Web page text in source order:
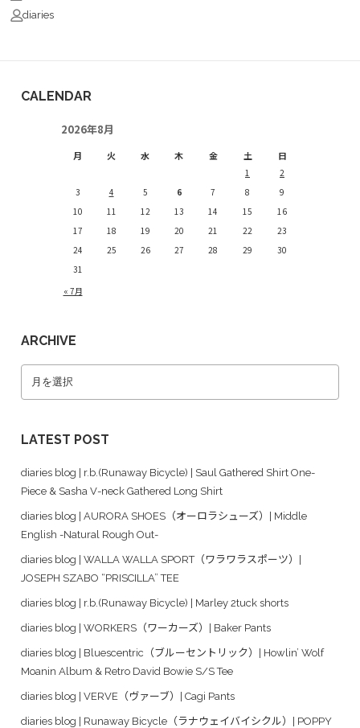
diaries
CALENDAR
2026年8月
月 火 水 木 金 土 日
« 7月
1
2
3
4 5 6 7 8
9
10
11 12 13 14 15
16
17
18 19 20 21 22
23
24
25 26 27 28 29
30
31
ARCHIVE
LATEST POST
diaries blog | r.b.(Runaway Bicycle) | Saul Gathered Shirt One-
Piece & Sasha V-neck Gathered Long Shirt
diaries blog | AURORA SHOES（オーロラシューズ）| Middle
English -Natural Rough Out-
diaries blog | WALLA WALLA SPORT（ワラワラスポーツ）|
JOSEPH SZABO “PRISCILLA” TEE
diaries blog | r.b.(Runaway Bicycle) | Marley 2tuck shorts
diaries blog | WORKERS（ワーカーズ）| Baker Pants
diaries blog | Bluescentric（ブルーセントリック）| Howlin’ Wolf
Moanin Album & Retro David Bowie S/S Tee
diaries blog | VERVE（ヴァーブ）| Cagi Pants
diaries blog | Runaway Bicycle（ラナウェイバイシクル）| POPPY